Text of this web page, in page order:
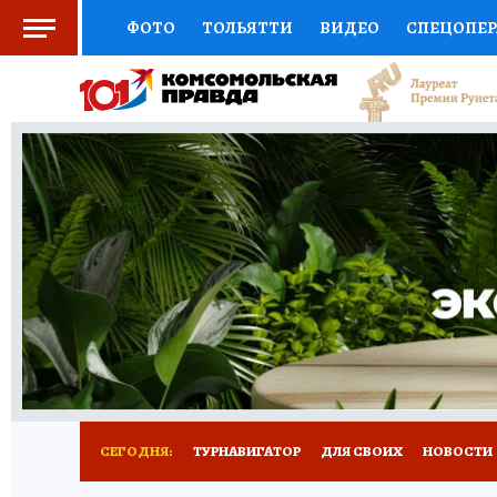
ФОТО ТОЛЬЯТТИ ВИДЕО
СОЦПОДДЕРЖКА НАУКА СПОРТ
ВЫБОР ЭКСПЕРТОВ ДОКТОР
КНИЖНАЯ ПОЛКА ПРОГНОЗЫ НА СПОРТ
ПРЕСС-ЦЕНТР НЕДВИЖИМОСТЬ
КОЛЛЕКЦИИ КП РЕКЛАМА
СЕГОДНЯ: ТУРНАВИГАТОР ДЛЯ СВОИХ НОВОСТИ